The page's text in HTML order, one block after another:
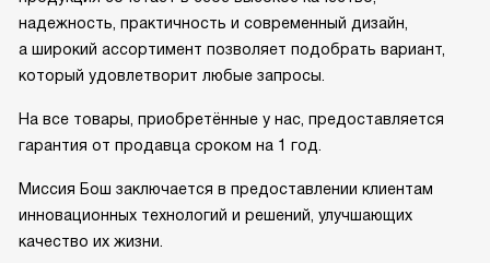
надежность, практичность и современный дизайн,
а широкий ассортимент позволяет подобрать вариант,
который удовлетворит любые запросы.
На все товары, приобретённые у нас, предоставляется
гарантия от продавца сроком на 1 год.
Миссия Бош заключается в предоставлении клиентам
инновационных технологий и решений, улучшающих
качество их жизни.